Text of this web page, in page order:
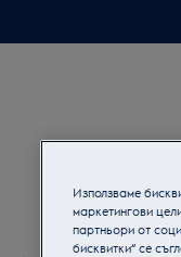
Използваме
маркетингови
партньори от
бисквитки“ се